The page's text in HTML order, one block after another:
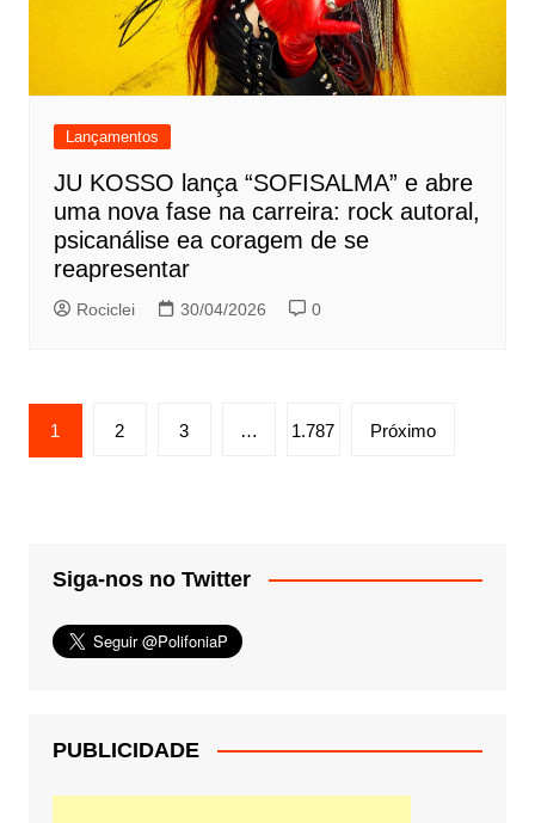
Lançamentos
JU KOSSO lança “SOFISALMA” e abre
uma nova fase na carreira: rock autoral,
psicanálise ea coragem de se
reapresentar
Rociclei 30/04/2026 0
Paginação
de
1 2 3 … 1.787 Próximo
Siga-nos no Twitter
PUBLICIDADE